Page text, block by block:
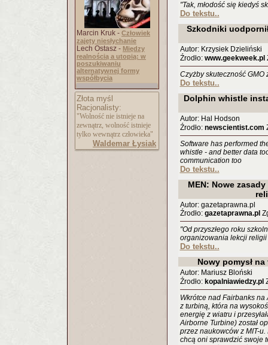
Marcin Kruk - Człowiek
zajęty niesłychanie
Lech Ostasz - Między
realnością a utopią: w
poszukiwaniu
alternatywnej formy
współbycia
Złota myśl
Racjonalisty:
"Wolność nie istnieje na
zewnątrz, wolność istnieje
tylko wewnątrz człowieka"
Waldemar Łysiak
"Tak, młodość się kiedyś
Do tekstu..
Szkodniki
Autor: Krzysiek Dzieliński
Źrodło: www.geekweek.pl
Czyżby skuteczność GMO
Do tekstu..
Dolphin whistle
Autor: Hal Hodson
Źrodło: newscientist.com
Software has performed
whistle - and better data
communication too
Do tekstu..
MEN: Nowe
Autor: gazetaprawna.pl
Źrodło: gazetaprawna.pl
"Od przyszłego roku
organizowania lekcji religii
Do tekstu..
Nowy pomysł
Autor: Mariusz Bloński
Źrodło: kopalniawiedzy.pl
Wkrótce nad Fairbanks
z turbiną, która na
energię z wiatru i
Airborne Turbine) został
przez naukowców z MIT-
chcą oni sprawdzić swoje